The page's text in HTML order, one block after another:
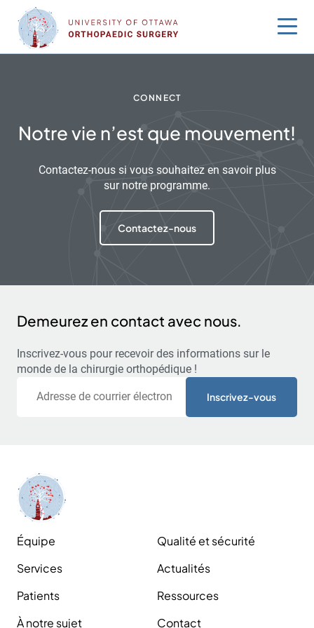
Sauter
contenu
CONNECT
Notre vie n’est que mouvement!
Contactez-nous si vous souhaitez en savoir plus
sur notre programme.
Contactez-nous
Demeurez en contact avec nous.
Inscrivez-vous pour recevoir des informations sur le
monde de la chirurgie orthopédique !
Équipe
Services
Patients
À notre sujet
Qualité et sécurité
Actualités
Ressources
Contact